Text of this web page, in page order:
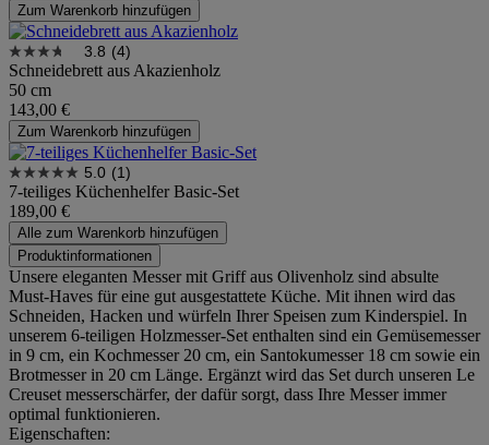
Zum Warenkorb hinzufügen
3.8 (4)
Schneidebrett aus Akazienholz
50 cm
143,00 €
Zum Warenkorb hinzufügen
5.0 (1)
7-teiliges Küchenhelfer Basic-Set
189,00 €
Alle zum Warenkorb hinzufügen
Produktinformationen
Unsere eleganten Messer mit Griff aus Olivenholz sind absulte
Must-Haves für eine gut ausgestattete Küche. Mit ihnen wird das
Schneiden, Hacken und würfeln Ihrer Speisen zum Kinderspiel. In
unserem 6-teiligen Holzmesser-Set enthalten sind ein Gemüsemesser
in 9 cm, ein Kochmesser 20 cm, ein Santokumesser 18 cm sowie ein
Brotmesser in 20 cm Länge. Ergänzt wird das Set durch unseren Le
Creuset messerschärfer, der dafür sorgt, dass Ihre Messer immer
optimal funktionieren.
Eigenschaften: